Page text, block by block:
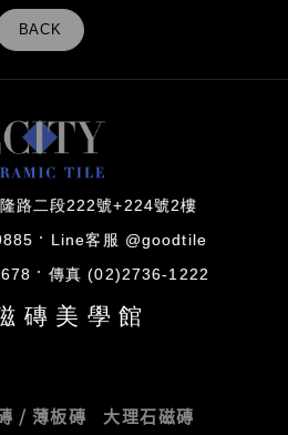
BACK
路二段222號+224號2樓
Line客服 @goodtile
傳真 (02)2736-1222
磚美學館
/ 薄板磚
大理石磁磚